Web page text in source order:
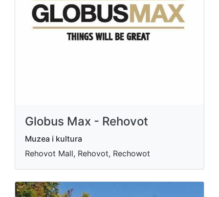
Globus Max - Rehovot
Muzea i kultura
Rehovot Mall, Rehovot, Rechowot